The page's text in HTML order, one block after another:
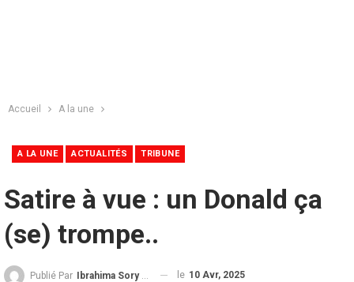
Accueil A la une
A LA UNE ACTUALITÉS TRIBUNE
Satire à vue : un Donald ça
(se) trompe..
Publié Par Ibrahima Sory Diallo le 10 Avr, 2025